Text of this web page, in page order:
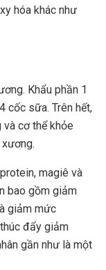
hóa khác như
Khẩu phần 1
cốc sữa. Trên hết,
cơ thể khỏe
magiê và
bao gồm giảm
giảm mức
đẩy giảm
gần như là một